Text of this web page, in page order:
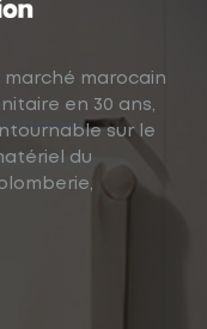
marché marocain
en 30 ans,
sur le
du